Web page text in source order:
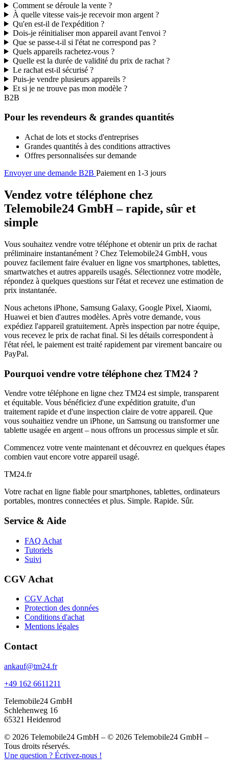
Comment se déroule la vente ?
À quelle vitesse vais-je recevoir mon argent ?
Qu'en est-il de l'expédition ?
Dois-je réinitialiser mon appareil avant l'envoi ?
Que se passe-t-il si l'état ne correspond pas ?
Quels appareils rachetez-vous ?
Quelle est la durée de validité du prix de rachat ?
Le rachat est-il sécurisé ?
Puis-je vendre plusieurs appareils ?
Et si je ne trouve pas mon modèle ?
B2B
Pour les revendeurs & grandes quantités
Achat de lots et stocks d'entreprises
Grandes quantités à des conditions attractives
Offres personnalisées sur demande
Envoyer une demande B2B Paiement en 1-3 jours
Vendez votre téléphone chez
Telemobile24 GmbH – rapide, sûr et
simple
Vous souhaitez vendre votre téléphone et obtenir un prix de rachat
préliminaire instantanément ? Chez Telemobile24 GmbH, vous
pouvez facilement faire évaluer en ligne vos smartphones, tablettes,
smartwatches et autres appareils usagés. Sélectionnez votre modèle,
répondez à quelques questions sur l'état et recevez une estimation de
prix instantanée.
Nous achetons iPhone, Samsung Galaxy, Google Pixel, Xiaomi,
Huawei et bien d'autres modèles. Après votre demande, vous
expédiez l'appareil gratuitement. Après inspection par notre équipe,
vous recevez le prix de rachat final. Si les détails correspondent à
l'état réel, le paiement est traité rapidement par virement bancaire ou
PayPal.
Pourquoi vendre votre téléphone chez TM24 ?
Vendre votre téléphone en ligne chez TM24 est simple, transparent
et équitable. Vous bénéficiez d'une expédition gratuite, d'un
traitement rapide et d'une inspection claire de votre appareil. Que
vous souhaitiez vendre un iPhone, un Samsung ou transformer une
tablette usagée en argent – nous offrons un processus simple et sûr.
Commencez votre vente maintenant et découvrez en quelques étapes
combien vaut encore votre appareil usagé.
TM24.fr
Votre rachat en ligne fiable pour smartphones, tablettes, ordinateurs
portables, montres connectées et plus. Simple. Rapide. Sûr.
Service & Aide
FAQ Achat
Tutoriels
Suivi
CGV Achat
CGV Achat
Protection des données
Conditions d'achat
Mentions légales
Contact
ankauf@tm24.fr
+49 162 6611211
Telemobile24 GmbH
Schlehenweg 16
65321 Heidenrod
© 2026 Telemobile24 GmbH – © 2026 Telemobile24 GmbH –
Tous droits réservés.
Une question ? Écrivez-nous !